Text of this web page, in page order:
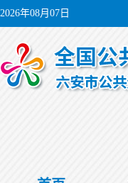
2026年08月07日